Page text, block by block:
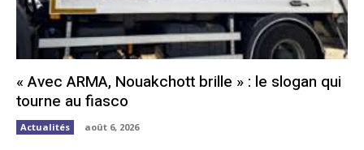
« Avec ARMA, Nouakchott brille » : le slogan qui
tourne au fiasco
Actualités août 6, 2026